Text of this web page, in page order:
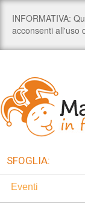
SFOGLIA:
Eventi